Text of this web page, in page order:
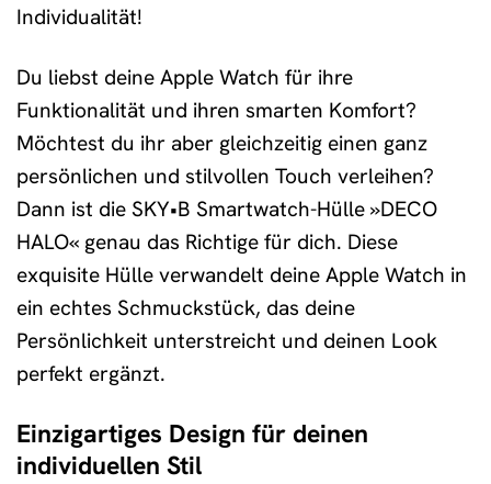
Individualität!
Du liebst deine Apple Watch für ihre
Funktionalität und ihren smarten Komfort?
Möchtest du ihr aber gleichzeitig einen ganz
persönlichen und stilvollen Touch verleihen?
Dann ist die SKY•B Smartwatch-Hülle »DECO
HALO« genau das Richtige für dich. Diese
exquisite Hülle verwandelt deine Apple Watch in
ein echtes Schmuckstück, das deine
Persönlichkeit unterstreicht und deinen Look
perfekt ergänzt.
Einzigartiges Design für deinen
individuellen Stil